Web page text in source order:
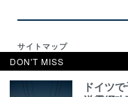
サイトマップ
Features
DON'T MISS
ドイツ